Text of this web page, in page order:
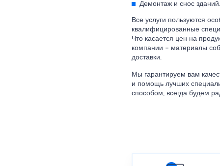
Демонтаж и снос зданий.
Все услуги пользуются
квалифицированные
Что касается цен на
компании – материалы
доставки.
Мы гарантируем вам
и помощь лучших
способом, всегда будем